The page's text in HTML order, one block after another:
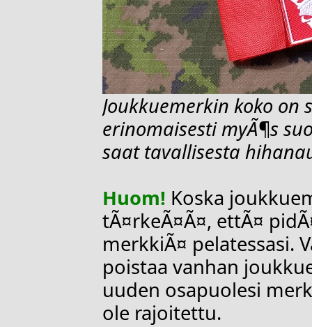
Joukkuemerkin koko on
erinomaisesti myÃ¶s
saat tavallisesta
Huom! Koska
tÃ¤rkeÃ¤Ã¤, ettÃ¤
merkkiÃ¤ pelatessasi.
poistaa vanhan
uuden osapuolesi
ole rajoitettu.